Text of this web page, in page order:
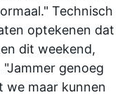
Technisch
optekenen dat
dit weekend,
genoeg
we maar kunnen